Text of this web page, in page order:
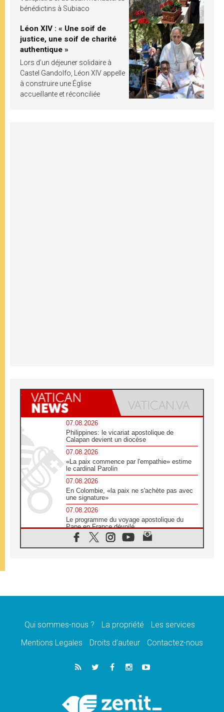
bénédictins à Subiaco
Léon XIV : « Une soif de
justice, une soif de charité
authentique »
Lors d’un déjeuner solidaire à
Castel Gandolfo, Léon XIV appelle
à construire une Église
accueillante et réconciliée
07.08.2026
Philippines: le vicariat apostolique de
Calapan devient un diocèse
07.08.2026
«La paix commence par l'empathie» estime
le cardinal Parolin
07.08.2026
En Colombie, «la paix ne s'achète pas avec
une signature»
07.08.2026
Le programme du voyage apostolique du
Pape en France dévoilé
07.08.2026
1ère Conférence continentale sur l'éducation
07.08.2026
07.08.2026
lancement des «dix jours de prière pour la
06.08.2026
Préparatifs des JMJ 2027 à Séoul: «c'est
Chrétiens et confucéens: respect et sagesse
pour relever les «défis urgents»
Qui sommes-nous ? La propriété
Les services
Mentions Legales
Droits d’auteur Contactez-nous